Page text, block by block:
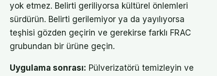
yok etmez. Belirti geriliyorsa kültürel önlemleri
sürdürün. Belirti gerilemiyor ya da yayılıyorsa
teşhisi gözden geçirin ve gerekirse farklı FRAC
grubundan bir ürüne geçin.
Uygulama sonrası: Pülverizatörü temizleyin ve